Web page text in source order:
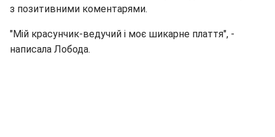
з позитивними коментарями.
"Мій красунчик-ведучий і моє шикарне плаття", -
написала Лобода.